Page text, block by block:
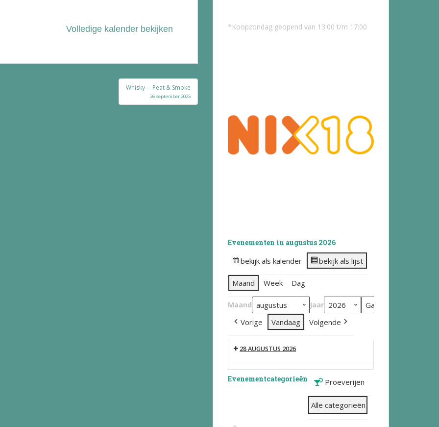
Volledige kalender bekijken
Whisky – Peat & Smoke
26 september 2025
*Koopzondag geopend van 13:00 t/m 17:00
Evenementen in augustus 2026
bekijk als kalender bekijk als lijst
Maand Week Dag
Maand Jaar
Vorige Vandaag Volgende
28 AUGUSTUS 2026
Evenementcategorieën Proeverijen
Alle categorieën